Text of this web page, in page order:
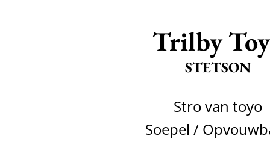
Trilby
STETSON
Stro van toyo
Soepel /